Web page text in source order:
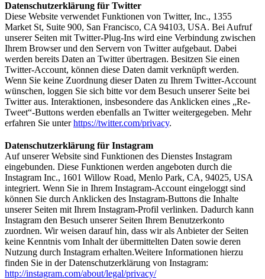
Datenschutzerklärung für Twitter
Diese Website verwendet Funktionen von Twitter, Inc., 1355
Market St, Suite 900, San Francisco, CA 94103, USA. Bei Aufruf
unserer Seiten mit Twitter-Plug-Ins wird eine Verbindung zwischen
Ihrem Browser und den Servern von Twitter aufgebaut. Dabei
werden bereits Daten an Twitter übertragen. Besitzen Sie einen
Twitter-Account, können diese Daten damit verknüpft werden.
Wenn Sie keine Zuordnung dieser Daten zu Ihrem Twitter-Account
wünschen, loggen Sie sich bitte vor dem Besuch unserer Seite bei
Twitter aus. Interaktionen, insbesondere das Anklicken eines „Re-
Tweet“-Buttons werden ebenfalls an Twitter weitergegeben. Mehr
erfahren Sie unterhttps://twitter.com/privacy.
Datenschutzerklärung für Instagram
Auf unserer Website sind Funktionen des Dienstes Instagram
eingebunden. Diese Funktionen werden angeboten durch die
Instagram Inc., 1601 Willow Road, Menlo Park, CA, 94025, USA
integriert. Wenn Sie in Ihrem Instagram-Account eingeloggt sind
können Sie durch Anklicken des Instagram-Buttons die Inhalte
unserer Seiten mit Ihrem Instagram-Profil verlinken. Dadurch kann
Instagram den Besuch unserer Seiten Ihrem Benutzerkonto
zuordnen. Wir weisen darauf hin, dass wir als Anbieter der Seiten
keine Kenntnis vom Inhalt der übermittelten Daten sowie deren
Nutzung durch Instagram erhalten.Weitere Informationen hierzu
finden Sie in der Datenschutzerklärung von Instagram:
http://instagram.com/about/legal/privacy/‍